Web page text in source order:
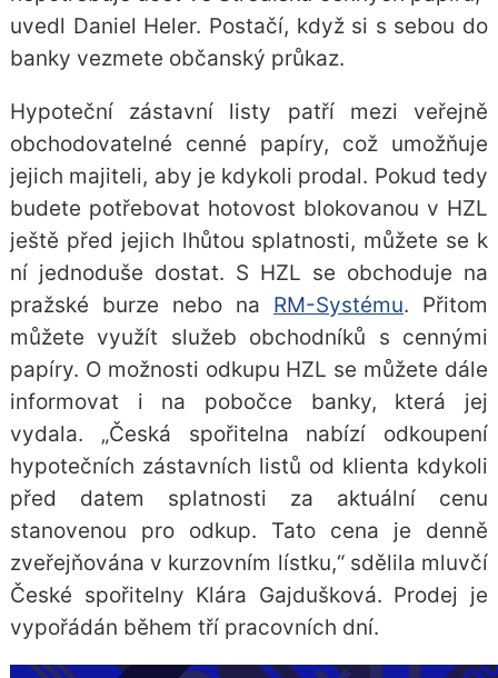
uvedl Daniel Heler. Postačí, když si s sebou do
banky vezmete občanský průkaz.
Hypoteční zástavní listy patří mezi veřejně
obchodovatelné cenné papíry, což umožňuje
jejich majiteli, aby je kdykoli prodal. Pokud tedy
budete potřebovat hotovost blokovanou v HZL
ještě před jejich lhůtou splatnosti, můžete se k
ní jednoduše dostat. S HZL se obchoduje na
pražské burze nebo na RM-Systému. Přitom
můžete využít služeb obchodníků s cennými
papíry. O možnosti odkupu HZL se můžete dále
informovat i na pobočce banky, která jej
vydala. „Česká spořitelna nabízí odkoupení
hypotečních zástavních listů od klienta kdykoli
před datem splatnosti za aktuální cenu
stanovenou pro odkup. Tato cena je denně
zveřejňována v kurzovním lístku,“ sdělila mluvčí
České spořitelny Klára Gajdušková. Prodej je
vypořádán během tří pracovních dní.